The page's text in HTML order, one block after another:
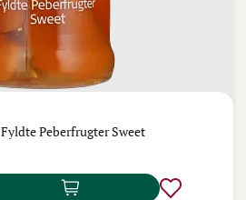
Fyldte Peberfrugter Sweet